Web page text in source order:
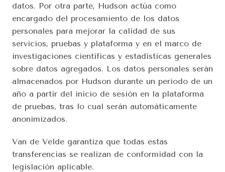
datos. Por otra parte, Hudson actúa como
encargado del procesamiento de los datos
personales para mejorar la calidad de sus
servicios, pruebas y plataforma y en el marco de
investigaciones científicas y estadísticas generales
sobre datos agregados. Los datos personales serán
almacenados por Hudson durante un período de un
año a partir del inicio de sesión en la plataforma
de pruebas, tras lo cual serán automáticamente
anonimizados.
Van de Velde garantiza que todas estas
transferencias se realizan de conformidad con la
legislación aplicable.